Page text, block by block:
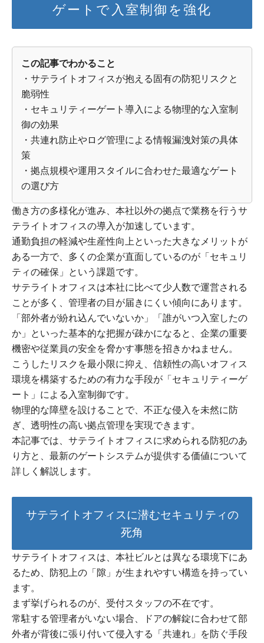
ゲートで入室制御を強化
この記事でわかること
・サテライトオフィスが抱える固有の防犯リスクと
脆弱性
・セキュリティーゲート導入による物理的な入室制
御の効果
・共連れ防止やログ管理による情報漏洩対策の具体
策
・拠点規模や運用スタイルに合わせた最適なゲート
の選び方
働き方の多様化が進み、本社以外の拠点で業務を行うサ
テライトオフィスの導入が加速しています。
通勤負担の軽減や生産性向上といった大きなメリットが
ある一方で、多くの企業が直面しているのが「セキュリ
ティの確保」という課題です。
サテライトオフィスは本社に比べて少人数で運営される
ことが多く、管理者の目が届きにくい傾向にあります。
「部外者が紛れ込んでいないか」「誰がいつ入室したの
か」といった基本的な把握が疎かになると、企業の重要
機密や従業員の安全を脅かす事態を招きかねません。
こうしたリスクを最小限に抑え、信頼性の高いオフィス
環境を構築するための有力な手段が「セキュリティーゲ
ート」による入室制御です。
物理的な障壁を設けることで、不正な侵入を未然に防
ぎ、透明性の高い拠点管理を実現できます。
本記事では、サテライトオフィスに求められる防犯のあ
り方と、最新のゲートシステムが提供する価値について
詳しく解説します。
サテライトオフィスに潜むセキュリティの
死角
サテライトオフィスは、本社ビルとは異なる環境下にあ
るため、防犯上の「隙」が生まれやすい構造を持ってい
ます。
まず挙げられるのが、受付スタッフの不在です。
常駐する管理者がいない場合、ドアの解錠に合わせて部
外者が背後に張り付いて侵入する「共連れ」を防ぐ手段